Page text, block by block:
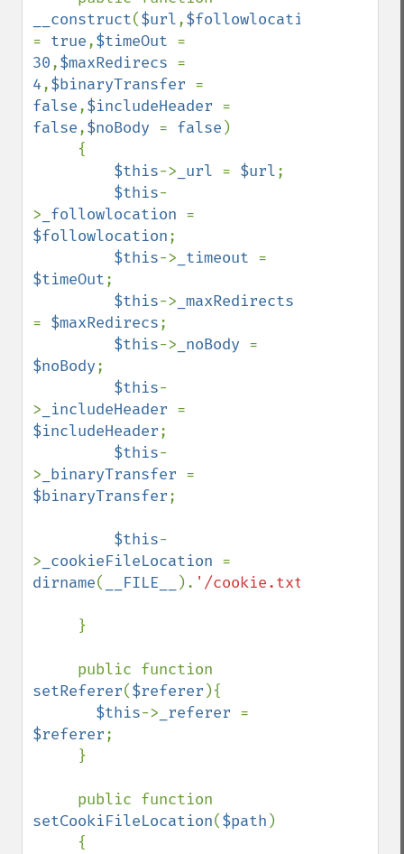
__construct($url,
= true,$timeOut
30,$maxRedirecs
4,$binaryTransfer
false,$includeHeader
false,$noBody = false )
$this-> _url = $url;
$this-
> _followlocation
$followlocation;
$this-> _timeout
$timeOut;
$this->
= $maxRedirecs;
$this-> _noBody
$noBody;
$this-
> _includeHeader
$includeHeader;
$this-
> _binaryTransfer
$binaryTransfer;
$this-
> _cookieFileLocation
dirname( __FILE__ ). '/cookie.txt'
setReferer($referer ){
$this-> _referer
$referer;
setCookiFileLocation($path )